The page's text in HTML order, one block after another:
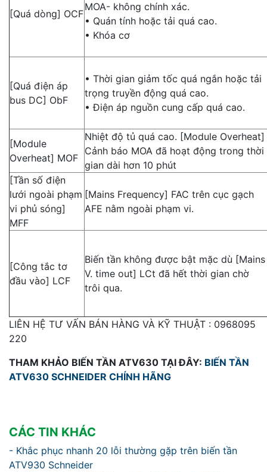
[Quá dòng] OCF
MOA- không chính xác.
• Quán tính hoặc tải quá cao.
• Khóa cơ
[Quá điện áp
bus DC] ObF
• Thời gian giảm tốc quá ngắn hoặc tải
trọng truyền động quá cao.
• Điện áp nguồn cung cấp quá cao.
[Module
Overheat] MOF
Nhiệt độ tủ quá cao. [Module Overheat]
Cảnh báo MOA đã hoạt động trong thời
gian dài hơn 10 phút
[Tần số điện
lưới ngoài phạm
vi phủ sóng]
MFF
[Mains Frequency] FAC trên cục gạch
AFE nằm ngoài phạm vi.
[Công tắc tơ
đầu vào] LCF
Biến tần không được bật mặc dù [Mains
V. time out] LCt đã hết thời gian chờ
trôi qua.
LIÊN HỆ TƯ VẤN BÁN HÀNG VÀ KỸ THUẬT : 0968095
220
THAM KHẢO BIẾN TẦN ATV630 TẠI ĐÂY: BIẾN TẦN
ATV630 SCHNEIDER CHÍNH HÃNG
CÁC TIN KHÁC
- Khắc phục nhanh 20 lỗi thường gặp trên biến tần
ATV930 Schneider